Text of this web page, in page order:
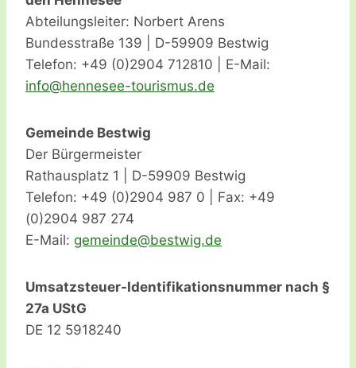
Abteilungsleiter: Norbert Arens
Bundesstraße 139 | D-59909 Bestwig
Telefon: +49 (0)2904 712810 | E-Mail:
ed.su
msiru
ot-ee
senne
h@ofn
i
Gemeinde Bestwig
Der Bürgermeister
Rathausplatz 1 | D-59909 Bestwig
Telefon: +49 (0)2904 987 0 | Fax: +49
(0)2904 987 274
E-Mail:
ed.gi
wtseb
@edni
emeg
Umsatzsteuer-Identifikationsnummer nach §
27a UStG
DE 12 5918240